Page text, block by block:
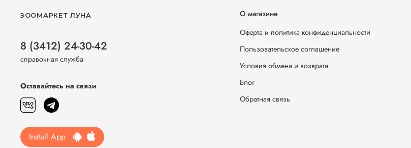
О магазине
Оферта и политика конфиденциальности
Пользовательское соглашение
Условия обмена и возврата
Блог
Обратная связь
ЗООМАРКЕТ ЛУНА
8 (3412) 24-30-42
справочная служба
Оставайтесь на связи
Install App